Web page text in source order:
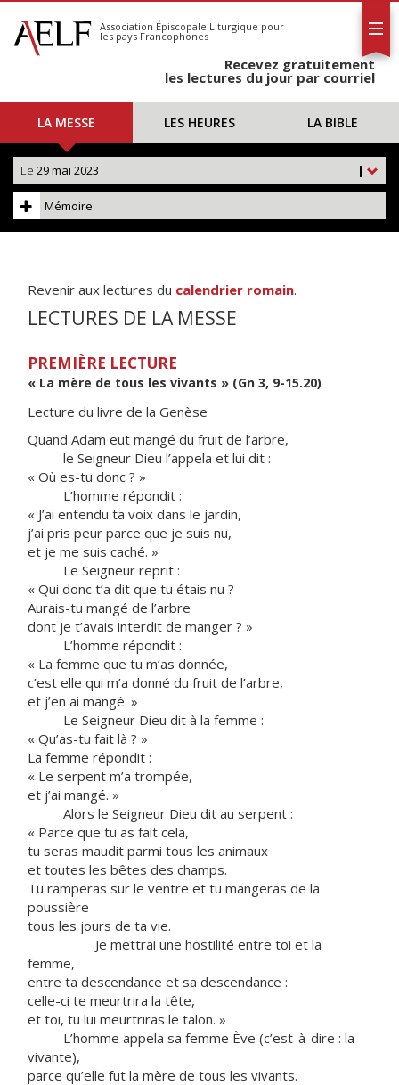
S'abonner
Calendrier
Association Épiscopale Liturgique pour
les pays Francophones
Recevez gratuitement
les lectures du jour par courriel
LA MESSE LES HEURES LA BIBLE
|
Le 29 mai 2023
Mémoire
Revenir aux lectures du calendrier romain.
LECTURES DE LA MESSE
PREMIÈRE LECTURE
« La mère de tous les vivants » (Gn 3, 9-15.20)
Lecture du livre de la Genèse
Quand Adam eut mangé du fruit de l’arbre,
le Seigneur Dieu l’appela et lui dit :
« Où es-tu donc ? »
L’homme répondit :
« J’ai entendu ta voix dans le jardin,
j’ai pris peur parce que je suis nu,
et je me suis caché. »
Le Seigneur reprit :
« Qui donc t’a dit que tu étais nu ?
Aurais-tu mangé de l’arbre
dont je t’avais interdit de manger ? »
L’homme répondit :
« La femme que tu m’as donnée,
c’est elle qui m’a donné du fruit de l’arbre,
et j’en ai mangé. »
Le Seigneur Dieu dit à la femme :
« Qu’as-tu fait là ? »
La femme répondit :
« Le serpent m’a trompée,
et j’ai mangé. »
Alors le Seigneur Dieu dit au serpent :
« Parce que tu as fait cela,
tu seras maudit parmi tous les animaux
et toutes les bêtes des champs.
Tu ramperas sur le ventre et tu mangeras de la
poussière
tous les jours de ta vie.
Je mettrai une hostilité entre toi et la
femme,
entre ta descendance et sa descendance :
celle-ci te meurtrira la tête,
et toi, tu lui meurtriras le talon. »
L’homme appela sa femme Ève (c’est-à-dire : la
vivante),
parce qu’elle fut la mère de tous les vivants.